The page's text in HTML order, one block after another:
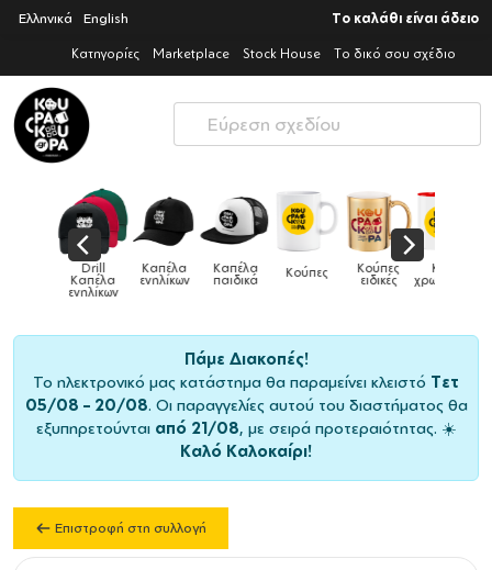
Ελληνικά English Το καλάθι είναι άδειο
Κατηγορίες Marketplace Stock House Το δικό σου σχέδιο
Drill
Καπέλα
ενηλίκων
Καπέλα
ενηλίκων
Καπέλα
παιδικά Κούπες Κούπες
ειδικές
Κούπες
χρωματιστές
Πάμε Διακοπές!
Το ηλεκτρονικό μας κατάστημα θα παραμείνει κλειστό Τετ
05/08 – 20/08. Οι παραγγελίες αυτού του διαστήματος θα
εξυπηρετούνται από 21/08, με σειρά προτεραιότητας. ☀️
Καλό Καλοκαίρι!
Επιστροφή στη συλλογή